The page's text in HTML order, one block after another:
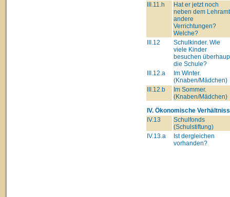
III.11.h
Hat er jetzt noch
neben dem
andere
Verrichtungen?
Welche?
III.12
Schulkinder. Wie
viele Kinder
besuchen
die Schule?
III.12.a
Im Winter.
(Knaben/Mädchen)
III.12.b
Im Sommer.
(Knaben/Mädchen)
IV. Ökonomische
IV.13
Schulfonds
(Schulstiftung)
IV.13.a
Ist dergleichen
vorhanden?